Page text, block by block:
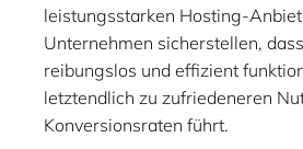
leistungsstarken Hosting-
Unternehmen sicherstellen,
reibungslos und effizient
letztendlich zu zufriedeneren
Konversionsraten führt.